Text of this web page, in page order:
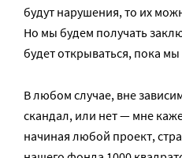
будут нарушения, то их
Но мы будем получать
будет открываться, пока
В любом случае, вне
скандал, или нет — мне
начиная любой проект,